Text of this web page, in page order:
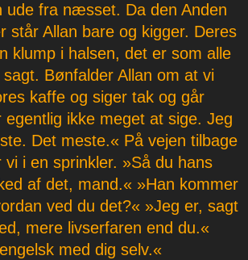
ude fra næsset. Da den Anden
står Allan bare og kigger. Deres
klump i halsen, det er som alle
Bønfalder Allan om at vi
kaffe og siger tak og går
egentlig ikke meget at sige. Jeg
Det meste.« På vejen tilbage
vi i en sprinkler. »Så du hans
af det, mand.« »Han kommer
ved du det?« »Jeg er, sagt
mere livserfaren end du.«
med dig selv.«